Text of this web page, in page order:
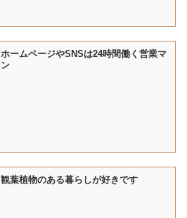
ホームページやSNSは24時間働く営業マ
ン
観葉植物のある暮らしが好きです